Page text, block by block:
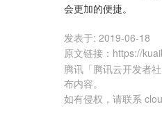
会更加的便捷。
发表于: 2019-06-18
原文链接 ： https://
腾讯「腾讯云开发者
布内容。
如有侵权，请联系